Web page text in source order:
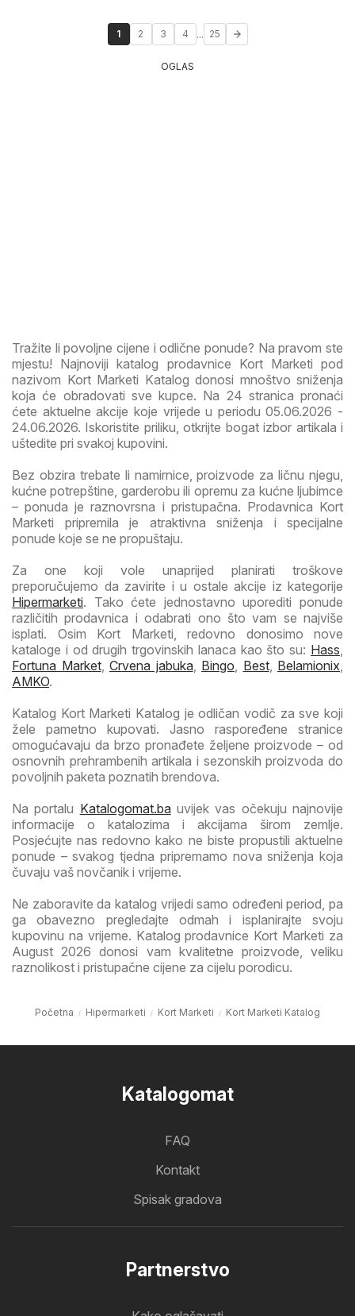
1 2 3 4 ... 25
OGLAS
Tražite li povoljne cijene i odlične ponude? Na pravom ste
mjestu! Najnoviji katalog prodavnice Kort Marketi pod
nazivom Kort Marketi Katalog donosi mnoštvo sniženja
koja će obradovati sve kupce. Na 24 stranica pronaći
ćete aktuelne akcije koje vrijede u periodu 05.06.2026 -
24.06.2026. Iskoristite priliku, otkrijte bogat izbor artikala i
uštedite pri svakoj kupovini.
Bez obzira trebate li namirnice, proizvode za ličnu njegu,
kućne potrepštine, garderobu ili opremu za kućne ljubimce
– ponuda je raznovrsna i pristupačna. Prodavnica Kort
Marketi pripremila je atraktivna sniženja i specijalne
ponude koje se ne propuštaju.
Za one koji vole unaprijed planirati troškove
preporučujemo da zavirite i u ostale akcije iz kategorije
Hipermarketi. Tako ćete jednostavno uporediti ponude
različitih prodavnica i odabrati ono što vam se najviše
isplati. Osim Kort Marketi, redovno donosimo nove
kataloge i od drugih trgovinskih lanaca kao što su: Hass,
Fortuna Market, Crvena jabuka, Bingo, Best, Belamionix,
AMKO.
Katalog Kort Marketi Katalog je odličan vodič za sve koji
žele pametno kupovati. Jasno raspoređene stranice
omogućavaju da brzo pronađete željene proizvode – od
osnovnih prehrambenih artikala i sezonskih proizvoda do
povoljnih paketa poznatih brendova.
Na portalu Katalogomat.bauvijek vas očekuju najnovije
informacije o katalozima i akcijama širom zemlje.
Posjećujte nas redovno kako ne biste propustili aktuelne
ponude – svakog tjedna pripremamo nova sniženja koja
čuvaju vaš novčanik i vrijeme.
Ne zaboravite da katalog vrijedi samo određeni period, pa
ga obavezno pregledajte odmah i isplanirajte svoju
kupovinu na vrijeme. Katalog prodavnice Kort Marketi za
August 2026 donosi vam kvalitetne proizvode, veliku
raznolikost i pristupačne cijene za cijelu porodicu.
Početna Hipermarketi Kort Marketi Kort Marketi Katalog
Katalogomat
FAQ
Kontakt
Spisak gradova
Partnerstvo